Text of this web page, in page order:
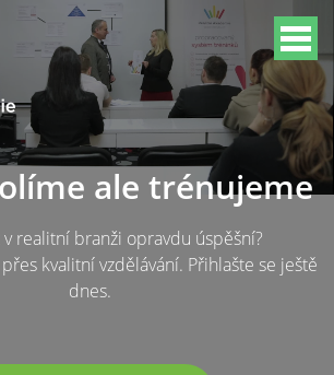
ale trénujeme
realitní branži opravdu úspěšní?
kvalitní vzdělávání. Přihlašte se ještě
dnes.